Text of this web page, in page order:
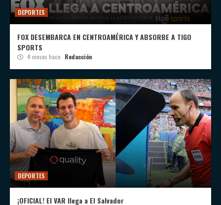
DEPORTES
FOX DESEMBARCA EN CENTROAMÉRICA Y ABSORBE A TIGO
SPORTS
4 meses hace Redacción
DEPORTES
¡OFICIAL! El VAR llega a El Salvador